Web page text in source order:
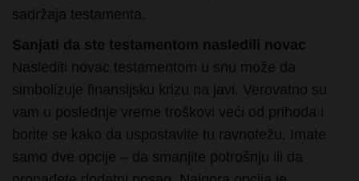
Sanjati da ste testamentom nasledili novac
simbolizuje finansijsku krizu na javi. Verovatno su
vam u poslednje vreme troškovi veći od prihoda i
borite se kako da uspostavite tu ravnotežu. Imate
samo dve opcije – da smanjite potrošnju ili da
pronađete dodatni posao. Najgora opcija je
zaduživanje pod nepovoljnim uslovima.